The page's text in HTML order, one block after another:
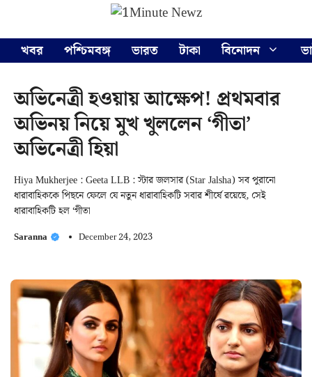
content
খবর
পশ্চিমবঙ্গ ভারত টাকা বিনোদন
অভিনেত্রী হওয়ায় আক্ষেপ! প্রথমবার
অভিনয় নিয়ে মুখ খুললেন ‘গীতা’
অভিনেত্রী হিয়া
Hiya Mukherjee : Geeta LLB : স্টার জলসার (Star Jalsha) সব পুরানো
ধারাবাহিককে পিছনে ফেলে যে নতুন ধারাবাহিকটি সবার শীর্ষে রয়েছে, সেই
ধারাবাহিকটি হল ‘গীতা
Saranna December 24, 2023